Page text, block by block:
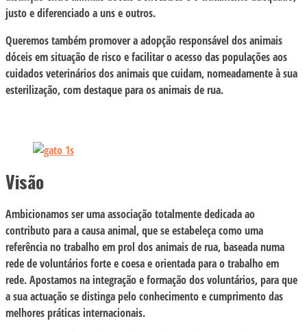
justo e diferenciado a uns e outros.
Queremos também promover a adopção responsável dos animais
dóceis em situação de risco e facilitar o acesso das populações aos
cuidados veterinários dos animais que cuidam, nomeadamente à sua
esterilização, com destaque para os animais de rua.
Visão
Ambicionamos ser uma associação totalmente dedicada ao
contributo para a causa animal, que se estabeleça como uma
referência no trabalho em prol dos animais de rua, baseada numa
rede de voluntários forte e coesa e orientada para o trabalho em
rede. Apostamos na integração e formação dos voluntários, para que
a sua actuação se distinga pelo conhecimento e cumprimento das
melhores práticas internacionais.